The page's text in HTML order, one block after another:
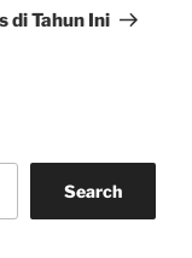
di Tahun Ini
Search